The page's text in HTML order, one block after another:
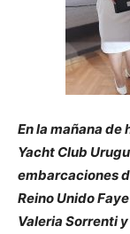
En la mañana de
Yacht Club
embarcaciones
Reino Unido
Valeria Sorrenti